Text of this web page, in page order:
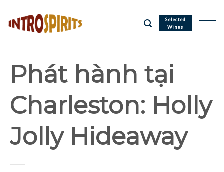
content
Selected
Wines
Phát hành tại
Charleston: Holly
Jolly Hideaway